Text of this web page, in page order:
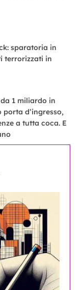
sparatoria in
terrorizzati in
1 miliardo in
porta d’ingresso,
a tutta coca. E